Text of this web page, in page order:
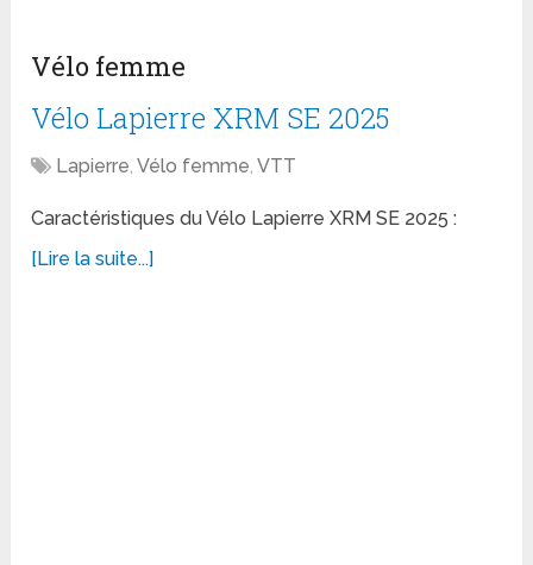
Vélo femme
Vélo Lapierre XRM SE 2025
Lapierre,Vélo femme,VTT
Caractéristiques du Vélo Lapierre XRM SE 2025 :
[Lire la suite...]